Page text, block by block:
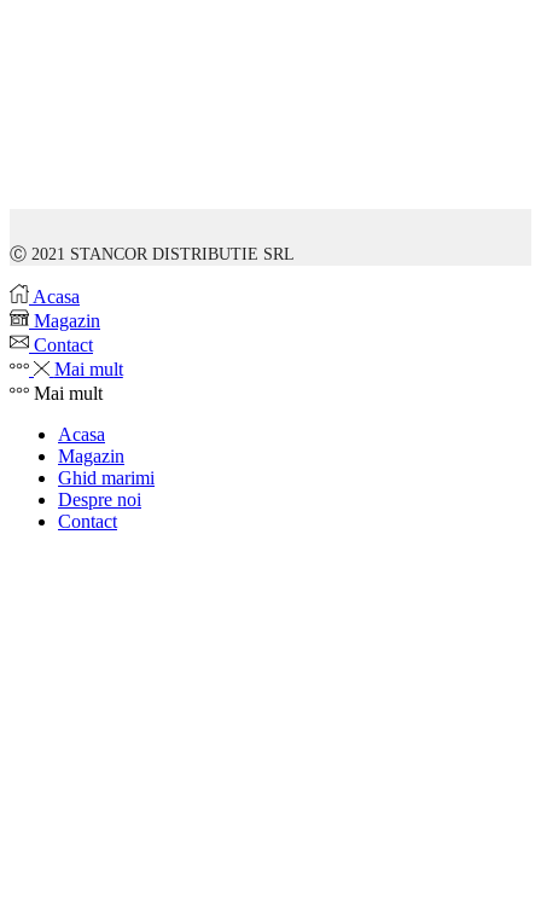
Ⓒ 2021 STANCOR DISTRIBUTIE SRL
Acasa
Magazin
Contact
Mai mult
Mai mult
Acasa
Magazin
Ghid marimi
Despre noi
Contact